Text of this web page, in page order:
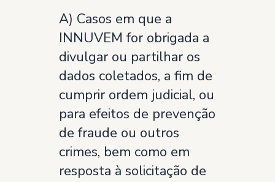
A) Casos em que a
INNUVEM for obrigada a
divulgar ou partilhar os
dados coletados, a fim de
cumprir ordem judicial, ou
para efeitos de prevenção
de fraude ou outros
crimes, bem como em
resposta à solicitação de